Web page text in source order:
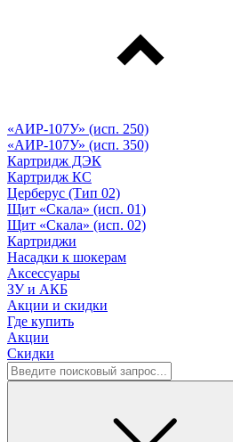
«АИР-107У» (исп. 250)
«АИР-107У» (исп. 350)
Картридж ДЭК
Картридж КС
Церберус (Тип 02)
Щит «Скала» (исп. 01)
Щит «Скала» (исп. 02)
Картриджи
Насадки к шокерам
Аксессуары
ЗУ и АКБ
Акции и скидки
Где купить
Акции
Скидки